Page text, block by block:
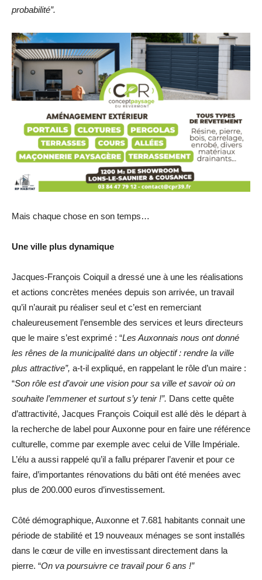
probabilité”.
Mais chaque chose en son temps…
Une ville plus dynamique
Jacques-François Coiquil a dressé une à une les réalisations
et actions concrètes menées depuis son arrivée, un travail
qu’il n’aurait pu réaliser seul et c’est en remerciant
chaleureusement l’ensemble des services et leurs directeurs
que le maire s’est exprimé : “Les Auxonnais nous ont donné
les rênes de la municipalité dans un objectif : rendre la ville
plus attractive”, a-t-il expliqué, en rappelant le rôle d’un maire :
“Son rôle est d’avoir une vision pour sa ville et savoir où on
souhaite l’emmener et surtout s’y tenir !”. Dans cette quête
d’attractivité, Jacques François Coiquil est allé dès le départ à
la recherche de label pour Auxonne pour en faire une référence
culturelle, comme par exemple avec celui de Ville Impériale.
L’élu a aussi rappelé qu’il a fallu préparer l’avenir et pour ce
faire, d’importantes rénovations du bâti ont été menées avec
plus de 200.000 euros d’investissement.
Côté démographique, Auxonne et 7.681 habitants connait une
période de stabilité et 19 nouveaux ménages se sont installés
dans le cœur de ville en investissant directement dans la
pierre. “On va poursuivre ce travail pour 6 ans !”